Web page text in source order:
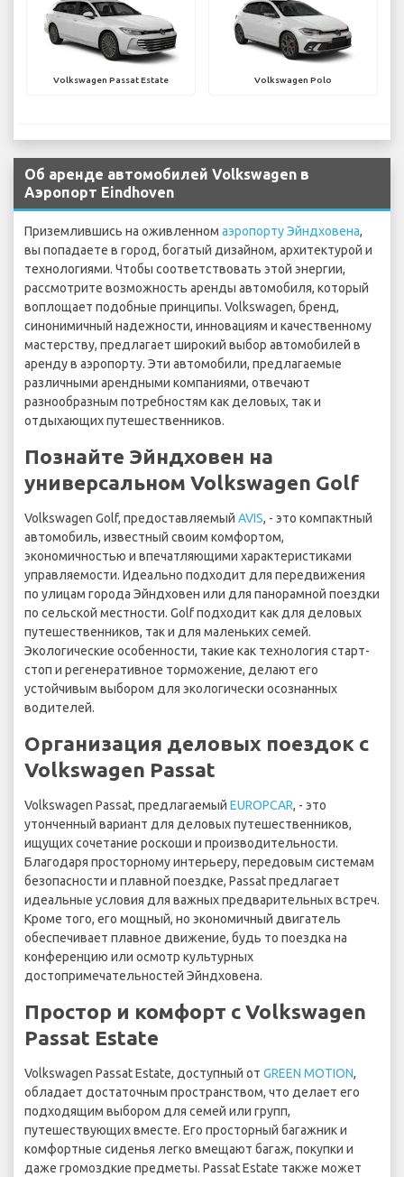
Volkswagen Passat Estate Volkswagen Polo
Об аренде автомобилей Volkswagen в
Аэропорт Eindhoven
Приземлившись на оживленном аэропорту Эйндховена,
вы попадаете в город, богатый дизайном, архитектурой и
технологиями. Чтобы соответствовать этой энергии,
рассмотрите возможность аренды автомобиля, который
воплощает подобные принципы. Volkswagen, бренд,
синонимичный надежности, инновациям и качественному
мастерству, предлагает широкий выбор автомобилей в
аренду в аэропорту. Эти автомобили, предлагаемые
различными арендными компаниями, отвечают
разнообразным потребностям как деловых, так и
отдыхающих путешественников.
Познайте Эйндховен на
универсальном Volkswagen Golf
Volkswagen Golf, предоставляемый AVIS, - это компактный
автомобиль, известный своим комфортом,
экономичностью и впечатляющими характеристиками
управляемости. Идеально подходит для передвижения
по улицам города Эйндховен или для панорамной поездки
по сельской местности. Golf подходит как для деловых
путешественников, так и для маленьких семей.
Экологические особенности, такие как технология старт-
стоп и регенеративное торможение, делают его
устойчивым выбором для экологически осознанных
водителей.
Организация деловых поездок с
Volkswagen Passat
Volkswagen Passat, предлагаемый EUROPCAR, - это
утонченный вариант для деловых путешественников,
ищущих сочетание роскоши и производительности.
Благодаря просторному интерьеру, передовым системам
безопасности и плавной поездке, Passat предлагает
идеальные условия для важных предварительных встреч.
Кроме того, его мощный, но экономичный двигатель
обеспечивает плавное движение, будь то поездка на
конференцию или осмотр культурных
достопримечательностей Эйндховена.
Простор и комфорт с Volkswagen
Passat Estate
Volkswagen Passat Estate, доступный от GREEN MOTION,
обладает достаточным пространством, что делает его
подходящим выбором для семей или групп,
путешествующих вместе. Его просторный багажник и
комфортные сиденья легко вмещают багаж, покупки и
даже громоздкие предметы. Passat Estate также может